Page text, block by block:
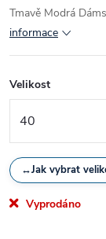
Tmavě Modrá
informace
Velikost
↔Jak vybrat
Vyprodáno